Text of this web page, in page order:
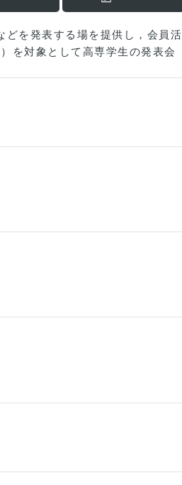
どを発表する場を提供し，会員活
を対象として高専学生の発表会